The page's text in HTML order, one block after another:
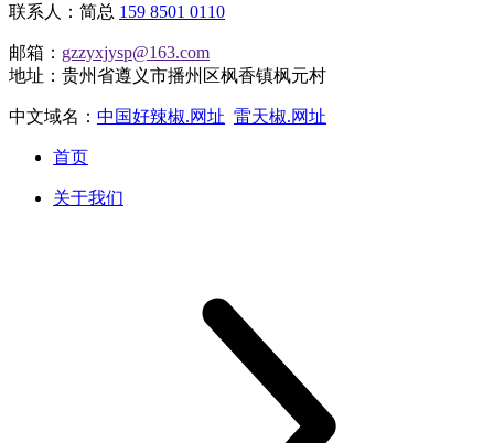
联系人：简总 159 8501 0110
邮箱： gzzyxjysp@163.com
地址：贵州省遵义市播州区枫香镇枫元村
中文域名： 中国好辣椒.网址 雷天椒.网址
首页
关于我们